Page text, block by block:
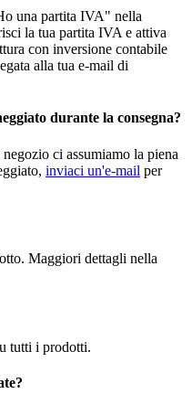
una partita IVA" nella
la tua partita IVA e attiva
con inversione contabile
alla tua e-mail di
durante la consegna?
ci assumiamo la piena
inviaci un'e-mail per
Maggiori dettagli nella
tutti i prodotti.